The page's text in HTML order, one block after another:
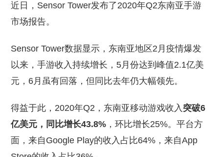
近日，Sensor Tower发布了2020年Q2东南亚手游
市场报告。
Sensor Tower数据显示，东南亚地区2月疫情爆发
以来，手游收入持续增长，5月份达到峰值2.1亿美
元，6月虽有回落，但同比去年仍大幅领先。
得益于此，2020年Q2，东南亚移动游戏收入 突破6
亿美元，同比增长43.8% ，环比增长25%。平台方
面，来自Google Play的收入占比64%，来自App